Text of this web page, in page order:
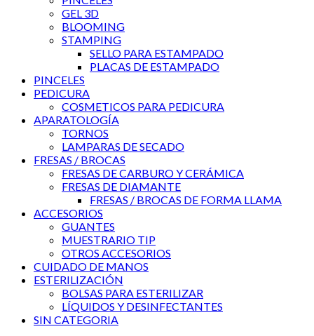
GEL 3D
BLOOMING
STAMPING
SELLO PARA ESTAMPADO
PLACAS DE ESTAMPADO
PINCELES
PEDICURA
COSMETICOS PARA PEDICURA
APARATOLOGÍA
TORNOS
LAMPARAS DE SECADO
FRESAS / BROCAS
FRESAS DE CARBURO Y CERÁMICA
FRESAS DE DIAMANTE
FRESAS / BROCAS DE FORMA LLAMA
ACCESORIOS
GUANTES
MUESTRARIO TIP
OTROS ACCESORIOS
CUIDADO DE MANOS
ESTERILIZACIÓN
BOLSAS PARA ESTERILIZAR
LÍQUIDOS Y DESINFECTANTES
SIN CATEGORIA